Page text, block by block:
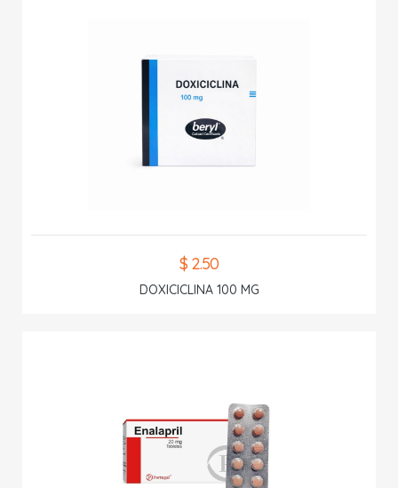
$ 2.50
DOXICICLINA 100 MG